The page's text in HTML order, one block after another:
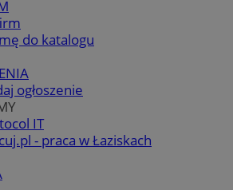
do katalogu
ogłoszenie
IT
- praca w Łaziskach